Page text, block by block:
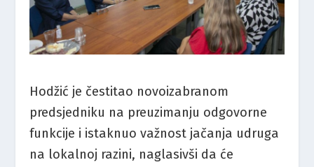
Hodžić je čestitao novoizabranom
predsjedniku na preuzimanju odgovorne
funkcije i istaknuo važnost jačanja udruga
na lokalnoj razini, naglasivši da će